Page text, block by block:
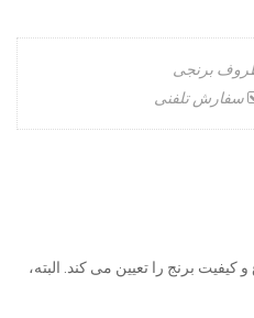
برنجی
سفارش تلفنی
برنج را تعیین می کند. البته،